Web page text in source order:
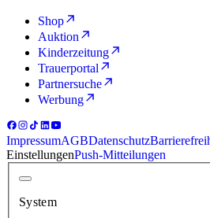
Shop
Auktion
Kinderzeitung
Trauerportal
Partnersuche
Werbung
ImpressumAGBDatenschutz
EinstellungenPush-Mitteilungen
System